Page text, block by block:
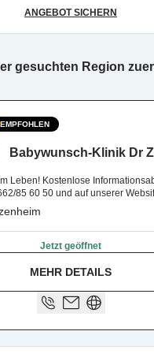
ANGEBOT SICHERN
gesuchten Region
EMPFOHLEN
Babywunsch-Klinik Dr
Leben! Kostenlose
85 60 50 und auf unserer
klinik.at
Jetzt geöffnet
MEHR DETAILS